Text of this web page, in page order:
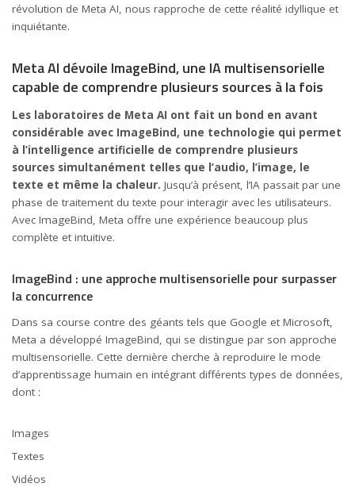
révolution de Meta AI, nous rapproche de cette réalité idyllique et
inquiétante.
Meta AI dévoile ImageBind, une IA multisensorielle
capable de comprendre plusieurs sources à la fois
Les laboratoires de Meta AI ont fait un bond en avant
considérable avec ImageBind, une technologie qui permet
à l’intelligence artificielle de comprendre plusieurs
sources simultanément telles que l’audio, l’image, le
texte et même la chaleur. Jusqu’à présent, l’IA passait par une
phase de traitement du texte pour interagir avec les utilisateurs.
Avec ImageBind, Meta offre une expérience beaucoup plus
complète et intuitive.
ImageBind : une approche multisensorielle pour surpasser
la concurrence
Dans sa course contre des géants tels que Google et Microsoft,
Meta a développé ImageBind, qui se distingue par son approche
multisensorielle. Cette dernière cherche à reproduire le mode
d’apprentissage humain en intégrant différents types de données,
dont :
Images
Textes
Vidéos